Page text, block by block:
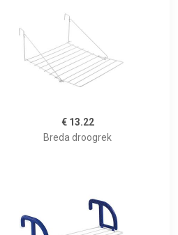
€ 13.22
Breda droogrek